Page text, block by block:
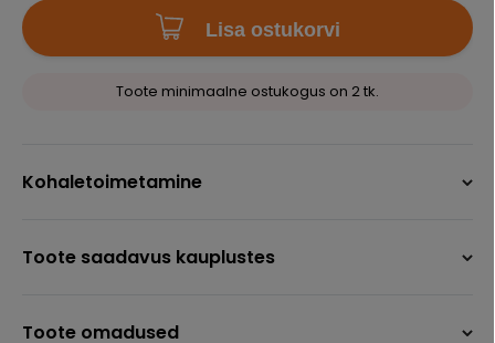
Lisa ostukorvi
Toote minimaalne ostukogus on 2 tk.
Kohaletoimetamine
Toote saadavus kauplustes
Toote omadused